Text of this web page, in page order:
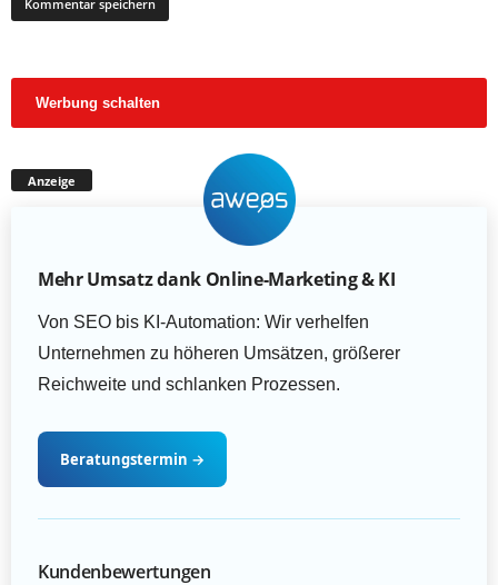
Werbung schalten
Anzeige
Mehr Umsatz dank Online-Marketing & KI
Von SEO bis KI-Automation: Wir verhelfen
Unternehmen zu höheren Umsätzen, größerer
Reichweite und schlanken Prozessen.
Beratungstermin →
Kundenbewertungen